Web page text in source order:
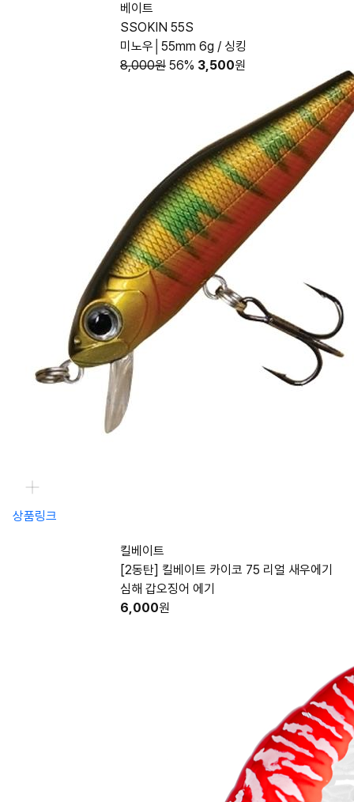
베이트
SSOKIN 55S
미노우│55mm 6g / 싱킹
8,000원 56% 3,500원
상품링크
킬베이트
[2동탄] 킬베이트 카이코 75 리얼 새우에기
심해 갑오징어 에기
6,000원